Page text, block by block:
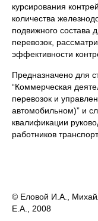
курсирования
количества
подвижного состава
перевозок,
эффективности
Предназначено для
“Коммерческая
перевозок и
автомобильном)” и
квалификации
работников
© Еловой И.А.,
Е.А., 2008